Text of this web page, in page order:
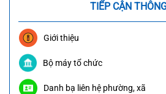
TIẾP CẬN
Giới thiệu
Bộ máy tổ chức
Danh bạ liên hệ phường, xã